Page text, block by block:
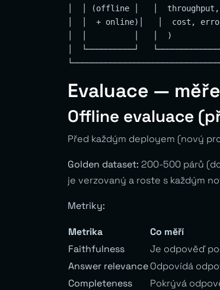
│  │ (offline │   │
│  │  + online)│   │  cost,
│  │          │   │  )
│  └──────────┘
Evaluace —
Offline evaluace
Před každým deployem (nový
Golden dataset: 200-500 párů
je verzovaný a roste s každým
Metriky:
Metrika Co měří
Faithfulness
Je odpověď
Answer relevanceOdpovídá
Completeness
Pokrývá